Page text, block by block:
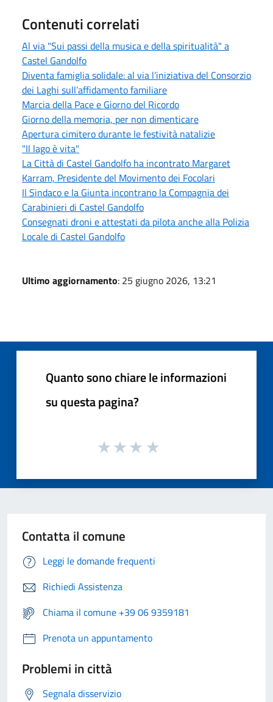
Contenuti correlati
Al via "Sui passi della musica e della spiritualità" a
Castel Gandolfo
Diventa famiglia solidale: al via l’iniziativa del Consorzio
dei Laghi sull’affidamento familiare
Marcia della Pace e Giorno del Ricordo
Giorno della memoria, per non dimenticare
Apertura cimitero durante le festività natalizie
"Il lago è vita"
La Città di Castel Gandolfo ha incontrato Margaret
Karram, Presidente del Movimento dei Focolari
Il Sindaco e la Giunta incontrano la Compagnia dei
Carabinieri di Castel Gandolfo
Consegnati droni e attestati da pilota anche alla Polizia
Locale di Castel Gandolfo
Ultimo aggiornamento: 25 giugno 2026, 13:21
Quanto sono chiare le informazioni
su questa pagina?
Contatta il comune
Leggi le domande frequenti
Richiedi Assistenza
Chiama il comune +39 06 9359181
Prenota un appuntamento
Problemi in città
Segnala disservizio